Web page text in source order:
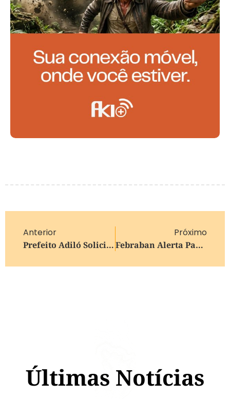
Anterior
Prefeito Adiló Solicita, Ao Governo Do Estado, Construção De Um Viaduto No Acesso A Monte Bérico, Em Caxias Do Sul
Próximo
Febraban Alerta Para Golpe Do Falso Emprego
Últimas Notícias